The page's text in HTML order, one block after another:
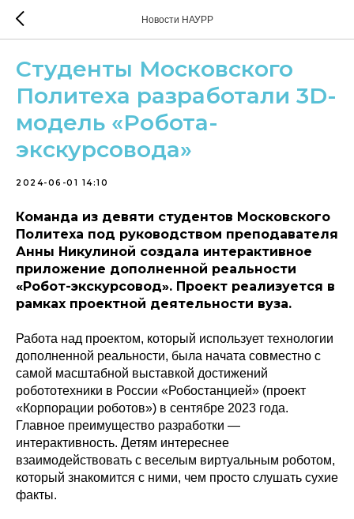
Новости НАУРР
Студенты Московского
Политеха разработали 3D-
модель «Робота-
экскурсовода»
2024-06-01 14:10
Команда из девяти студентов Московского
Политеха под руководством преподавателя
Анны Никулиной создала интерактивное
приложение дополненной реальности
«Робот-экскурсовод». Проект реализуется в
рамках проектной деятельности вуза.
Работа над проектом, который использует технологии
дополненной реальности, была начата совместно с
самой масштабной выставкой достижений
робототехники в России «Робостанцией» (проект
«Корпорации роботов») в сентябре 2023 года.
Главное преимущество разработки —
интерактивность. Детям интереснее
взаимодействовать с веселым виртуальным роботом,
который знакомится с ними, чем просто слушать сухие
факты.